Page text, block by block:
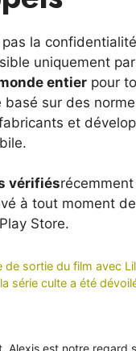
la
uniquement
entier pour
basé sur des
et
vérifiés
à tout moment
Store.
de sortie du film avec
série culte a été
Alexis est notre